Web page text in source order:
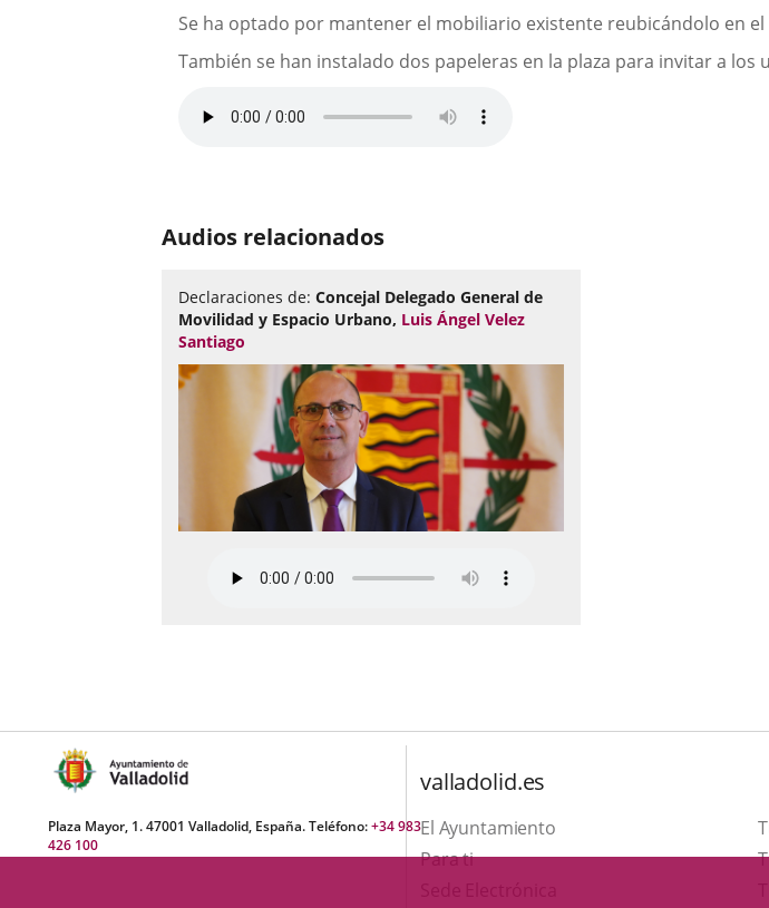
Se ha optado por mantener el mobiliario existente reubicándolo en
También se han instalado dos papeleras en la plaza para invitar a
Audios relacionados
Declaraciones de:Concejal Delegado General de
Movilidad y Espacio Urbano, Luis Ángel Velez
Santiago
Plaza Mayor, 1. 47001 Valladolid, España. Teléfono:+34 983
426 100
valladolid.es
El Ayuntamiento
Para ti